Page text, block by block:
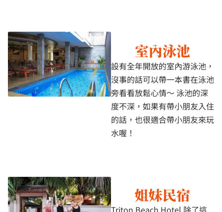
室內泳池
設有全年開放的室內游泳池，
沒事的話可以帶一本書在泳池
旁看看放鬆心情～ 泳池的深
度不深，如果有帶小朋友入住
的話，也很適合帶小朋友來玩
水喔！
姐妹民宿
Triton Beach Hotel 除了這